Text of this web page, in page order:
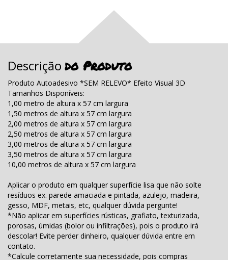
Descrição do Produto
Produto Autoadesivo *SEM RELEVO* Efeito Visual 3D
Tamanhos Disponíveis:
1,00 metro de altura x 57 cm largura
1,50 metros de altura x 57 cm largura
2,00 metros de altura x 57 cm largura
2,50 metros de altura x 57 cm largura
3,00 metros de altura x 57 cm largura
3,50 metros de altura x 57 cm largura
10,00 metros de altura x 57 cm largura
Aplicar o produto em qualquer superfície lisa que não solte
resíduos ex. parede amaciada e pintada, azulejo, madeira,
gesso, MDF, metais, etc, qualquer dúvida pergunte!
*Não aplicar em superfícies rústicas, grafiato, texturizada,
porosas, úmidas (bolor ou infiltrações), pois o produto irá
descolar! Evite perder dinheiro, qualquer dúvida entre em
contato.
*Calcule corretamente sua necessidade, pois compras